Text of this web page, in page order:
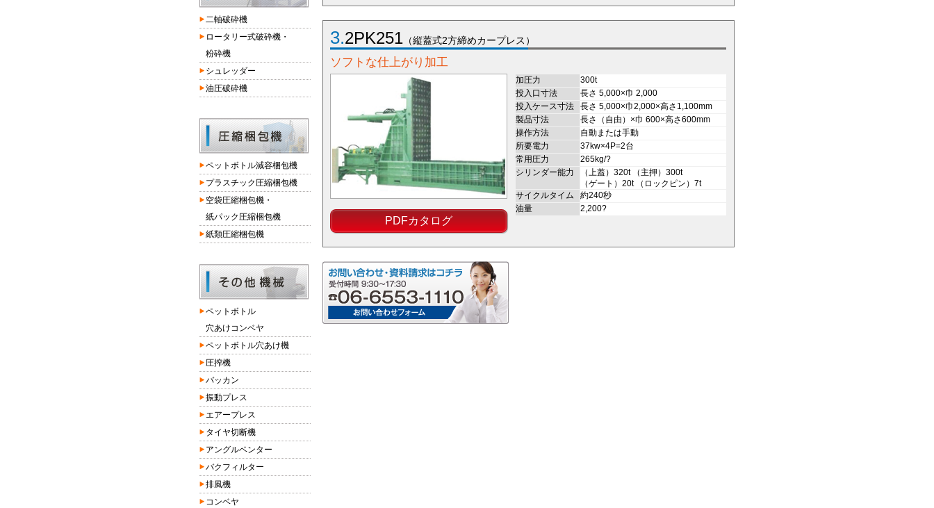
3.2PK251 （縦蓋式2方締めカープレス）
ソフトな仕上がり加工
PDFカタログ
加圧力
300t
投入口寸法
長さ 5,000×巾 2,000
投入ケース寸法
長さ 5,000×巾2,000×高さ1,100mm
製品寸法
長さ（自由）×巾 600×高さ600mm
操作方法
自動または手動
所要電力
37kw×4P=2台
常用圧力
265kg/?
シリンダー能力
（上蓋）320t （主押）300t
（ゲート）20t （ロックピン）7t
サイクルタイム
約240秒
油量
2,200?
二軸破砕機
ロータリー式破砕機・
粉砕機
シュレッダー
油圧破砕機
ペットボトル減容梱包機
プラスチック圧縮梱包機
空袋圧縮梱包機・
紙パック圧縮梱包機
紙類圧縮梱包機
ペットボトル
穴あけコンベヤ
ペットボトル穴あけ機
圧搾機
バッカン
振動プレス
エアープレス
タイヤ切断機
アングルベンター
バクフィルター
排風機
コンベヤ